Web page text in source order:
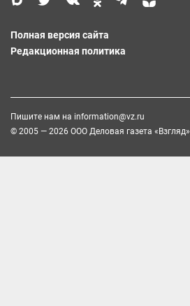
Полная версия сайта
Редакционная политика
Пишите нам на information@vz.ru
© 2005 — 2026 ООО Деловая газета «Взгляд»